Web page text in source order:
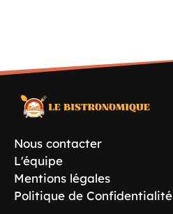
Nous contacter
L'équipe
Mentions légales
Politique de Confidentialité